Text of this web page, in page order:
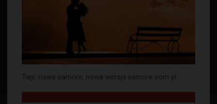
Tagi: nowe eamore, nowa wersja eamore com pl